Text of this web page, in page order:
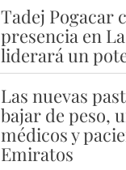
Tadej Pogacar
presencia en
liderará un
Las nuevas
bajar de peso,
médicos y
Emiratos